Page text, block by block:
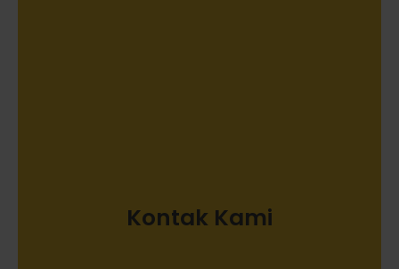
Kontak Kami